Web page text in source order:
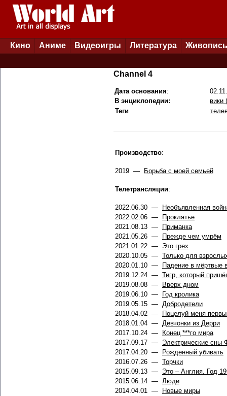
Кино Аниме Видеоигры Литература Живопись
Channel 4
Дата основания:
В энциклопедии:
вики
Теги
Производство:
2019 — Борьба с моей семьей
Телетрансляции:
2022.06.30 —
Необъявленная
2022.02.06 —
Проклятье
2021.08.13 —
Приманка
2021.05.26 —
Прежде чем умрём
2021.01.22 — Это грех
2020.10.05 — Только для
2020.01.10 —
Падение в мёртвые
2019.12.24 — Тигр, который
2019.08.08 —
Вверх дном
2019.06.10 —
Год кролика
2019.05.15 — Добродетели
2018.04.02 —
Поцелуй меня
2018.01.04 — Девчонки из Дерри
2017.10.24 —
Конец ***го мира
2017.09.17 — Электрические сны
2017.04.20 —
Рожденный убивать
2016.07.26 — Торчки
2015.09.13 — Это – Англия. Год
2015.06.14 — Люди
2014.04.01 —
Новые миры